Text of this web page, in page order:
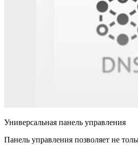
Универсальная панель управления
Панель управления позволяет не